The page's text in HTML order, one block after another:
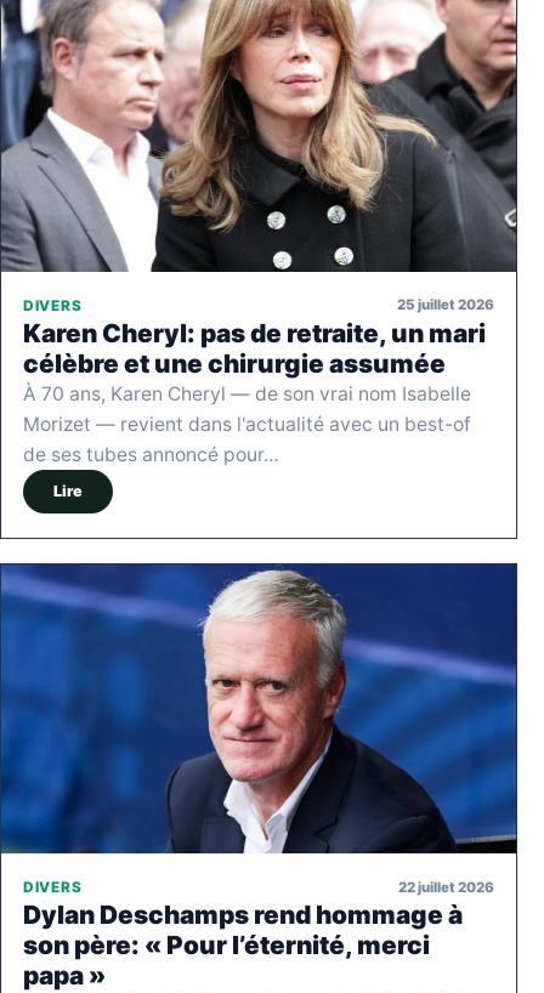
DIVERS 25 juillet 2026
Karen Cheryl: pas de retraite, un mari
célèbre et une chirurgie assumée
À 70 ans, Karen Cheryl — de son vrai nom Isabelle
Morizet — revient dans l'actualité avec un best-of
de ses tubes annoncé pour…
Lire
DIVERS 22 juillet 2026
Dylan Deschamps rend hommage à
son père: « Pour l’éternité, merci
papa »